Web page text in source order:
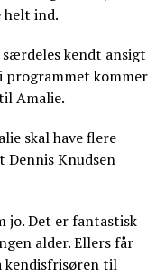
helt ind.
kendt ansigt
programmet kommer
Amalie.
skal have flere
Dennis Knudsen
jo. Det er fantastisk
alder. Ellers får
kendisfrisøren til